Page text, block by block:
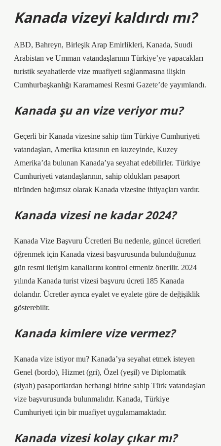
Kanada vizeyi kaldırdı mı?
ABD, Bahreyn, Birleşik Arap Emirlikleri, Kanada, Suudi
Arabistan ve Umman vatandaşlarının Türkiye’ye yapacakları
turistik seyahatlerde vize muafiyeti sağlanmasına ilişkin
Cumhurbaşkanlığı Kararnamesi Resmi Gazete’de yayımlandı.
Kanada şu an vize veriyor mu?
Geçerli bir Kanada vizesine sahip tüm Türkiye Cumhuriyeti
vatandaşları, Amerika kıtasının en kuzeyinde, Kuzey
Amerika’da bulunan Kanada’ya seyahat edebilirler. Türkiye
Cumhuriyeti vatandaşlarının, sahip oldukları pasaport
türünden bağımsız olarak Kanada vizesine ihtiyaçları vardır.
Kanada vizesi ne kadar 2024?
Kanada Vize Başvuru Ücretleri Bu nedenle, güncel ücretleri
öğrenmek için Kanada vizesi başvurusunda bulunduğunuz
gün resmi iletişim kanallarını kontrol etmeniz önerilir. 2024
yılında Kanada turist vizesi başvuru ücreti 185 Kanada
dolarıdır. Ücretler ayrıca eyalet ve eyalete göre de değişiklik
gösterebilir.
Kanada kimlere vize vermez?
Kanada vize istiyor mu? Kanada’ya seyahat etmek isteyen
Genel (bordo), Hizmet (gri), Özel (yeşil) ve Diplomatik
(siyah) pasaportlardan herhangi birine sahip Türk vatandaşları
vize başvurusunda bulunmalıdır. Kanada, Türkiye
Cumhuriyeti için bir muafiyet uygulamamaktadır.
Kanada vizesi kolay çıkar mı?